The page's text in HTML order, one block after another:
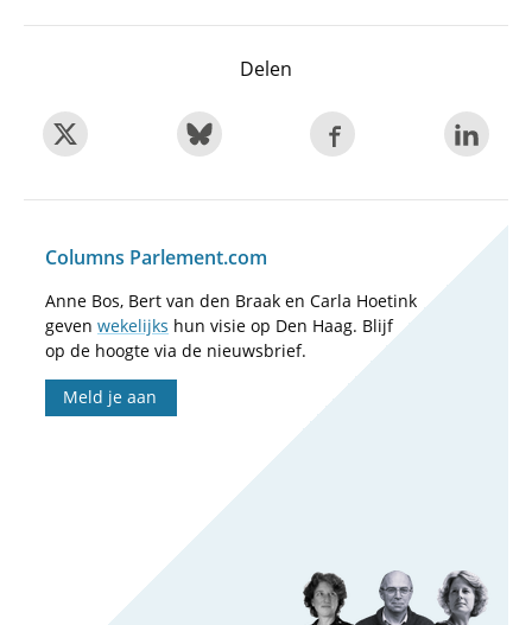
Delen
Columns Parlement.com
Anne Bos, Bert van den Braak en Carla Hoetink
geven wekelijks hun visie op Den Haag. Blijf
op de hoogte via de nieuwsbrief.
Meld je aan